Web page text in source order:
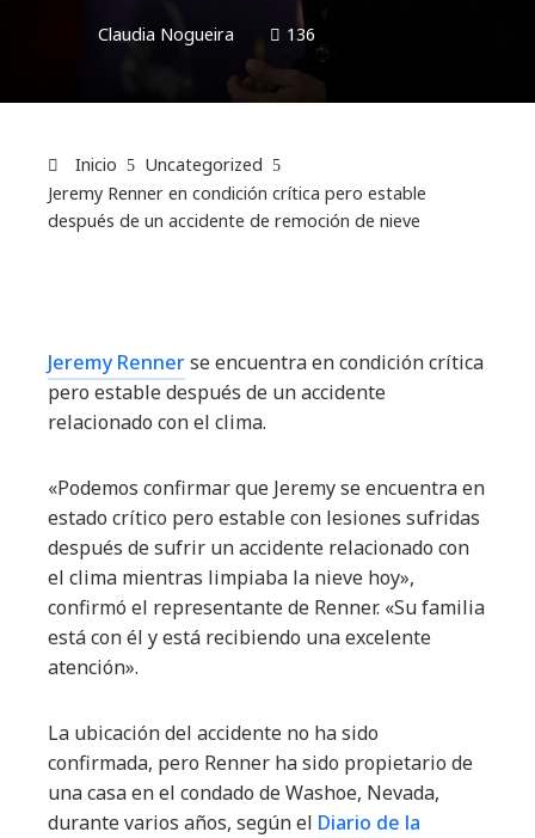
Claudia Nogueira 136
Inicio
Uncategorized
Jeremy Renner en condición crítica pero estable
después de un accidente de remoción de nieve
Jeremy Rennerse encuentra en condición crítica
pero estable después de un accidente
relacionado con el clima.
«Podemos confirmar que Jeremy se encuentra en
estado crítico pero estable con lesiones sufridas
después de sufrir un accidente relacionado con
el clima mientras limpiaba la nieve hoy»,
confirmó el representante de Renner. «Su familia
está con él y está recibiendo una excelente
atención».
La ubicación del accidente no ha sido
confirmada, pero Renner ha sido propietario de
una casa en el condado de Washoe, Nevada,
durante varios años, según el Diario de la